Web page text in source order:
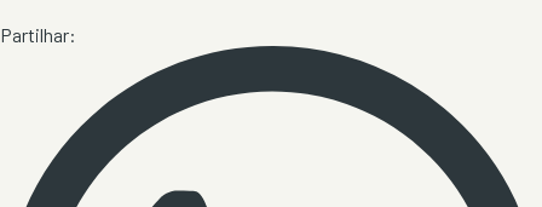
Partilhar: